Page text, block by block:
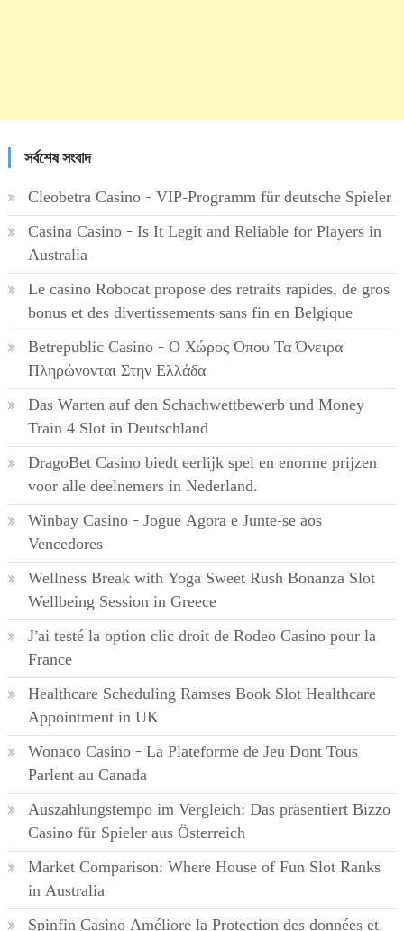
সর্বশেষ সংবাদ
Cleobetra Casino – VIP-Programm für deutsche Spieler
Casina Casino – Is It Legit and Reliable for Players in
Australia
Le casino Robocat propose des retraits rapides, de gros
bonus et des divertissements sans fin en Belgique
Betrepublic Casino – Ο Χώρος Όπου Τα Όνειρα
Πληρώνονται Στην Ελλάδα
Das Warten auf den Schachwettbewerb und Money
Train 4 Slot in Deutschland
DragoBet Casino biedt eerlijk spel en enorme prijzen
voor alle deelnemers in Nederland.
Winbay Casino – Jogue Agora e Junte-se aos
Vencedores
Wellness Break with Yoga Sweet Rush Bonanza Slot
Wellbeing Session in Greece
J’ai testé la option clic droit de Rodeo Casino pour la
France
Healthcare Scheduling Ramses Book Slot Healthcare
Appointment in UK
Wonaco Casino – La Plateforme de Jeu Dont Tous
Parlent au Canada
Auszahlungstempo im Vergleich: Das präsentiert Bizzo
Casino für Spieler aus Österreich
Market Comparison: Where House of Fun Slot Ranks
in Australia
Spinfin Casino Améliore la Protection des données et